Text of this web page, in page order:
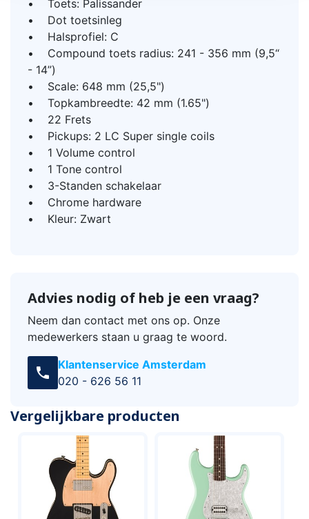
• Toets: Palissander
• Dot toetsinleg
• Halsprofiel: C
• Compound toets radius: 241 - 356 mm (9,5“
- 14”)
• Scale: 648 mm (25,5")
• Topkambreedte: 42 mm (1.65")
• 22 Frets
• Pickups: 2 LC Super single coils
• 1 Volume control
• 1 Tone control
• 3-Standen schakelaar
• Chrome hardware
• Kleur: Zwart
Advies nodig of heb je een vraag?
Neem dan contact met ons op. Onze
medewerkers staan u graag te woord.
call
Klantenservice Amsterdam
020 - 626 56 11
Vergelijkbare producten